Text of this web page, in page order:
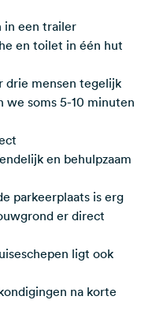
in een trailer
en toilet in één hut
drie mensen tegelijk
we soms 5-10 minuten
en behulpzaam
parkeerplaats is erg
er direct
ligt ook
na korte